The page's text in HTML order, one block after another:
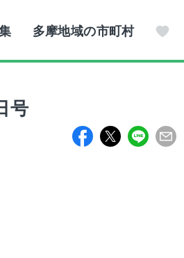
多摩地域の市町村
号